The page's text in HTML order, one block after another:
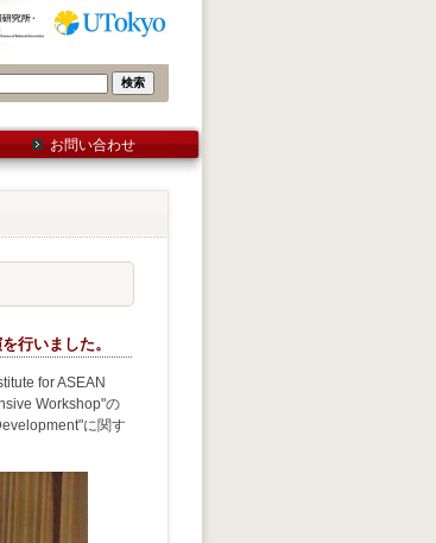
お問い合わせ
行いました。
for ASEAN
Workshop"の
に関す